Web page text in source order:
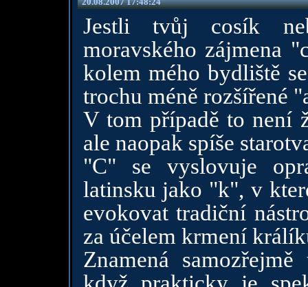
Jestli tvůj cosík
moravského zájmena
kolem mého bydliště
trochu méně rozšířené
V tom případě to není
ale naopak spíše
"C" se vyslovuje
latinsku jako "k", v
evokovat tradiční
za účelem krmení
Znamená